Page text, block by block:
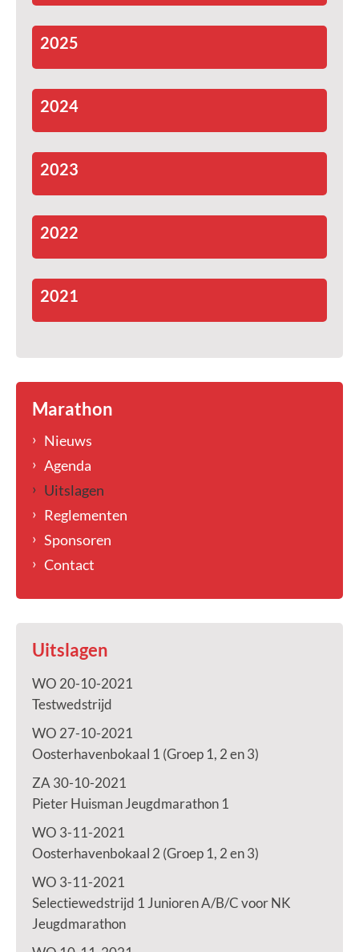
2025
2024
2023
2022
2021
Marathon
Nieuws
Agenda
Uitslagen
Reglementen
Sponsoren
Contact
Uitslagen
WO 20-10-2021
Testwedstrijd
WO 27-10-2021
Oosterhavenbokaal 1 (Groep 1, 2 en 3)
ZA 30-10-2021
Pieter Huisman Jeugdmarathon 1
WO 3-11-2021
Oosterhavenbokaal 2 (Groep 1, 2 en 3)
WO 3-11-2021
Selectiewedstrijd 1 Junioren A/B/C voor NK
Jeugdmarathon